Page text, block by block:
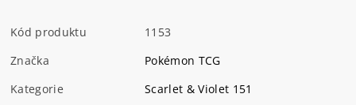
Kód produktu
1153
Značka
Pokémon TCG
Kategorie
Scarlet & Violet 151